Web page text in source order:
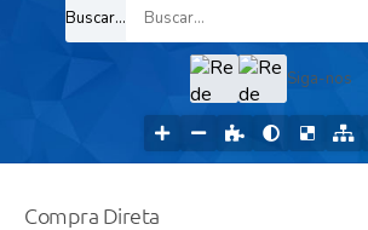
Buscar...
Siga-nos
Compra Direta